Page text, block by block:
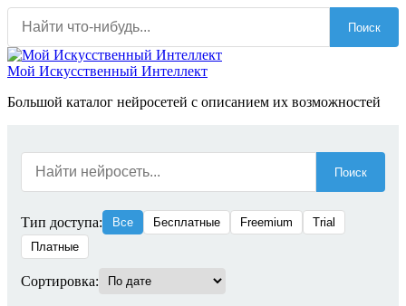
Перейти
содержанию
Поиск
Мой Искусственный Интеллект
Большой каталог нейросетей с описанием их возможностей
Поиск
Тип доступа: Все Бесплатные Freemium
Trial
Платные
Сортировка: